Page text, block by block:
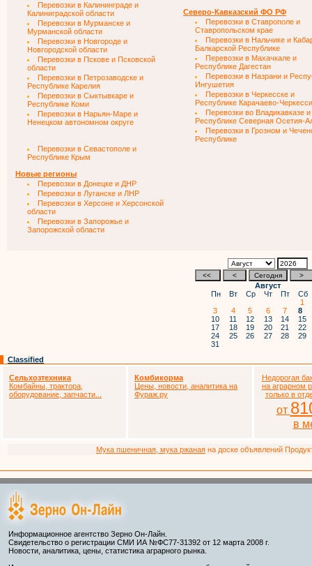
Перевозки в Калининграде и
Калиниградской области
Перевозки в Мурманске и
Мурманской области
Перевозки в Новгороде и
Новгородской области
Перевозки в Пскове и Псковской
области
Перевозки в Петрозаводске и
Республике Карелия
Перевозки в Сыктывкаре и
Республике Коми
Перевозки в Нарьян-Маре и
Ненецком автономном округе
Перевозки в Севастополе и
Республике Крым
Новые регионы
Перевозки в Донецке и ДНР
Перевозки в Луганске и ЛНР
Перевозки в Херсоне и Херсонской
области
Перевозки в Запорожье и
Запорожской области
Северо-Кавказский ФО РФ
Перевозки в Ставрополе и
Ставропольском крае
Перевозки в Нальчике и
Балкарской Республике
Перевозки в Махачкале и
Республике Дагестан
Перевозки в Назрани и
Ингушетия
Перевозки в Черкесске и
Республике Карачаево-
Перевозки во Владикавказе и
Республике Северная Осетия-
Перевозки в Грозном и
Республике
Август
Пн
Вт Ср Чт Пт Сб
1
3
4 5 6 7 8
10
11 12 13 14 15
17
18 19 20 21 22
24
25 26 27 28 29
31
Classified
Сельхозтехника
Комбайны, трактора,
оборудование, запчасти...
Комбикорма
Цены, новости, аналитика на
Фураж.ру
Недорогая
на аграрном
только в
от
в
Мука пшеничная, мука ржаная на доске объявлений
Информационное агентство Зерно Он-Лайн.
Свидетельство о регистрации СМИ ИА №ФС77-31392 от 12 марта 2008 г.
Новости, аналитика, цены, статистика аграрного рынка.